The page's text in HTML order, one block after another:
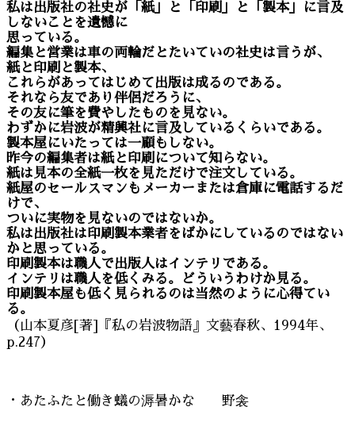
私は出版社の社史が「紙」と「印刷」と「製本」に言及
しないことを遺憾に
思っている。
編集と営業は車の両輪だとたいていの社史は言うが、
紙と印刷と製本、
これらがあってはじめて出版は成るのである。
それなら友であり伴侶だろうに、
その友に筆を費やしたものを見ない。
わずかに岩波が精興社に言及しているくらいである。
製本屋にいたっては一顧もしない。
昨今の編集者は紙と印刷について知らない。
紙は見本の全紙一枚を見ただけで注文している。
紙屋のセールスマンもメーカーまたは倉庫に電話するだ
けで、
ついに実物を見ないのではないか。
私は出版社は印刷製本業者をばかにしているのではない
かと思っている。
印刷製本は職人で出版人はインテリである。
インテリは職人を低くみる。どういうわけか見る。
印刷製本屋も低く見られるのは当然のように心得てい
る。
（山本夏彦[著]『私の岩波物語』文藝春秋、1994年、
p.247）
・あたふたと働き蟻の溽暑かな 野衾